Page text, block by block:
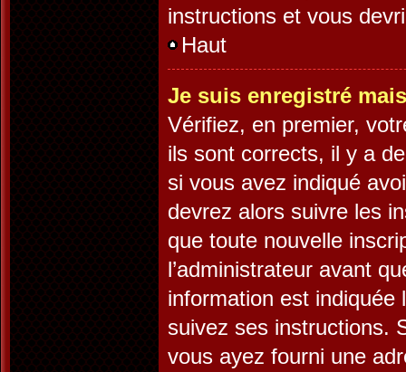
instructions et vous
Haut
Je suis enregistré
Vérifiez, en premier,
ils sont corrects, il y a
si vous avez indiqué
devrez alors suivre les
que toute nouvelle
l’administrateur avant
information est indiquée
suivez ses instructions.
vous ayez fourni une